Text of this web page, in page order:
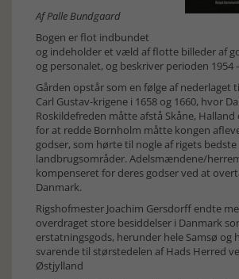
Af Palle Bundgaard
Bogen er flot indbundet
og indeholder et væld af flotte billeder af
og personalet, og beskriver perioden 1954
Gården opstår som en følge af nederlaget
Carl Gustav-krigene i 1658 og 1660, hvor
Roskildefreden måtte afstå Skåne, Halland
for at redde Bornholm måtte kongen
godser, som hørte til nogle af rigets bedste
landbrugsområder. Adelsmændene/
kompenseret for deres godser ved at
Danmark.
Rigshofmester Joachim Gersdorff endte
overdraget store besiddelser i Danmark
erstatningsgods, herunder hele Samsø og
svarende til størstedelen af Hads Herred
Østjylland